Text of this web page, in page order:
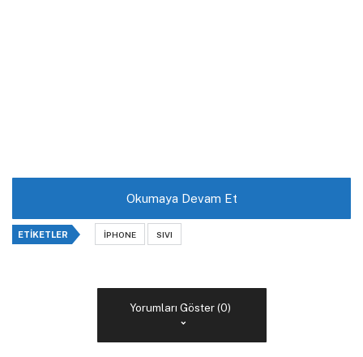
Okumaya Devam Et
ETIKETLER IPHONE SIVI
Yorumları Göster (0)